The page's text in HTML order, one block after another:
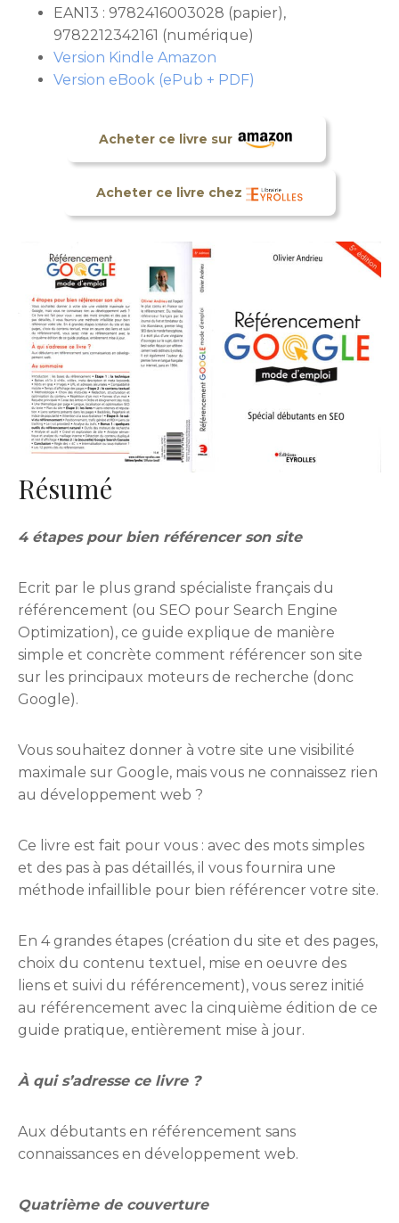
EAN13 : 9782416003028 (papier),
9782212342161 (numérique)
Version Kindle Amazon
Version eBook (ePub + PDF)
Acheter ce livre sur
Acheter ce livre chez
Résumé
4 étapes pour bien référencer son site
Ecrit par le plus grand spécialiste français du
référencement (ou SEO pour Search Engine
Optimization), ce guide explique de manière
simple et concrète comment référencer son site
sur les principaux moteurs de recherche (donc
Google).
Vous souhaitez donner à votre site une visibilité
maximale sur Google, mais vous ne connaissez rien
au développement web ?
Ce livre est fait pour vous : avec des mots simples
et des pas à pas détaillés, il vous fournira une
méthode infaillible pour bien référencer votre site.
En 4 grandes étapes (création du site et des pages,
choix du contenu textuel, mise en oeuvre des
liens et suivi du référencement), vous serez initié
au référencement avec la cinquième édition de ce
guide pratique, entièrement mise à jour.
À qui s’adresse ce livre ?
Aux débutants en référencement sans
connaissances en développement web.
Quatrième de couverture